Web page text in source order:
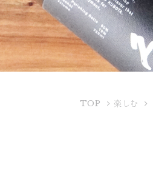
TOPK
楽しむ